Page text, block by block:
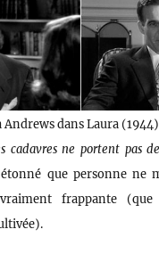
Andrews dans Laura
cadavres ne portent pas
étonné que personne ne
vraiment frappante